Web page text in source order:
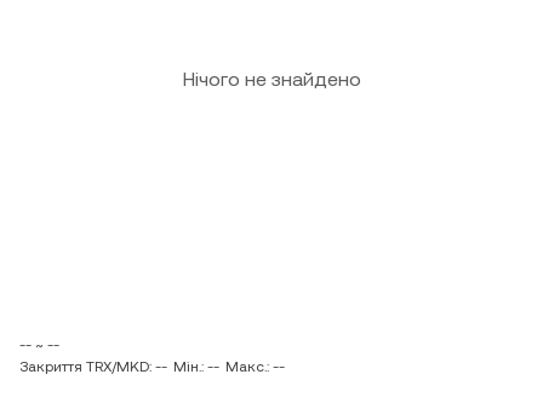
Нічого не знайдено
-- ~ --
Закриття TRX/MKD: -- Мін.: -- Макс.: --